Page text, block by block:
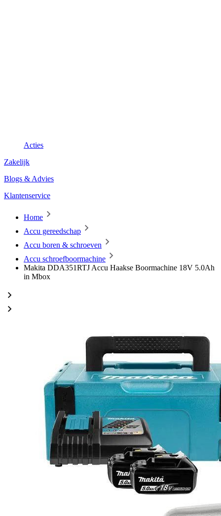
Acties
Zakelijk
Blogs & Advies
Klantenservice
Home
Accu gereedschap
Accu boren & schroeven
Accu schroefboormachine
Makita DDA351RTJ Accu Haakse Boormachine 18V 5.0Ah
in Mbox